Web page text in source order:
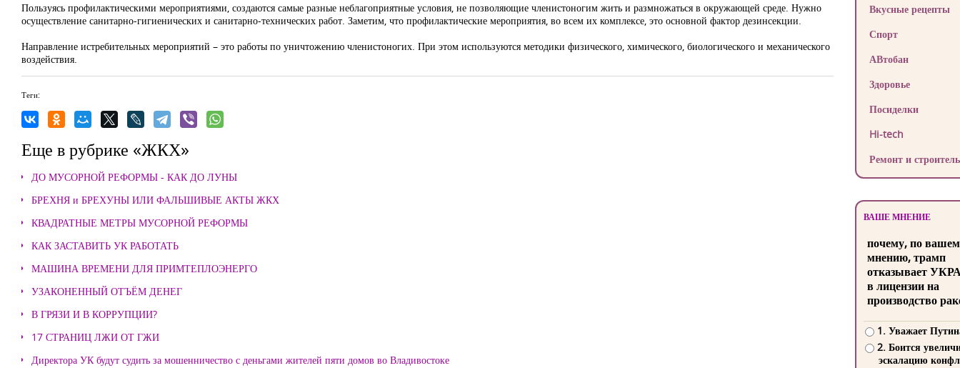
Пользуясь профилактическими мероприятиями, создаются самые разные неблагоприятные условия, не позволяющие членистоногим жить и размножаться в окружающей среде. Нужно
осуществление санитарно-гигиенических и санитарно-технических работ. Заметим, что профилактические мероприятия, во всем их комплексе, это основной фактор дезинсекции.
Направление истребительных мероприятий – это работы по уничтожению членистоногих. При этом используются методики физического, химического, биологического и механического
воздействия.
Теги:
Еще в рубрике «ЖКХ»
ДО МУСОРНОЙ РЕФОРМЫ - КАК ДО ЛУНЫ
БРЕХНЯ и БРЕХУНЫ ИЛИ ФАЛЬШИВЫЕ АКТЫ ЖКХ
КВАДРАТНЫЕ МЕТРЫ МУСОРНОЙ РЕФОРМЫ
КАК ЗАСТАВИТЬ УК РАБОТАТЬ
МАШИНА ВРЕМЕНИ ДЛЯ ПРИМТЕПЛОЭНЕРГО
УЗАКОНЕННЫЙ ОТЪЁМ ДЕНЕГ
В ГРЯЗИ И В КОРРУПЦИИ?
17 СТРАНИЦ ЛЖИ ОТ ГЖИ
Директора УК будут судить за мошенничество с деньгами жителей пяти домов во Владивостоке
Вкусные рецепты
Спорт
АВтобан
Здоровье
Посиделки
Hi-tech
Ремонт и
ВАШЕ МНЕНИЕ
почему, по
мнению, трамп
отказывает
в лицензии на
производство
1. Уважает
2. Боится
эскалацию